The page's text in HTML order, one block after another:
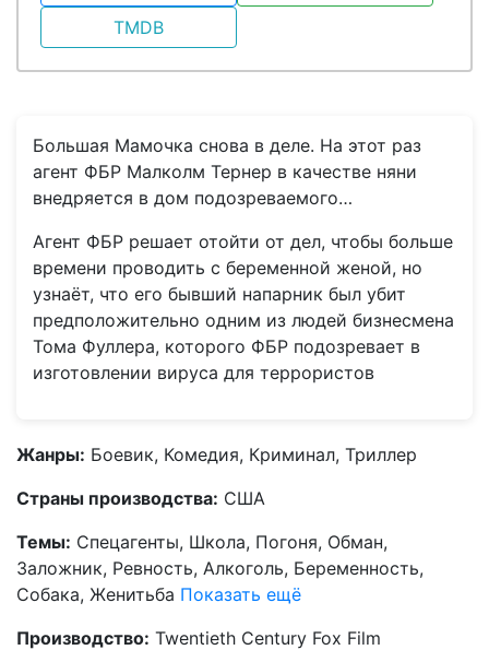
TMDB
Большая Мамочка снова в деле. На этот раз
агент ФБР Малколм Тернер в качестве няни
внедряется в дом подозреваемого…
Агент ФБР решает отойти от дел, чтобы больше
времени проводить с беременной женой, но
узнаёт, что его бывший напарник был убит
предположительно одним из людей бизнесмена
Тома Фуллера, которого ФБР подозревает в
изготовлении вируса для террористов
Жанры: Боевик, Комедия, Криминал, Триллер
Страны производства: США
Темы: Спецагенты, Школа, Погоня, Обман,
Заложник, Ревность, Алкоголь, Беременность,
Собака, Женитьба Показать ещё
Производство: Twentieth Century Fox Film